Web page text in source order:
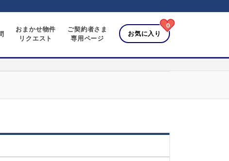
おまかせ物件
リクエスト
ご契約者さま
専用ページ
お気に入り
0